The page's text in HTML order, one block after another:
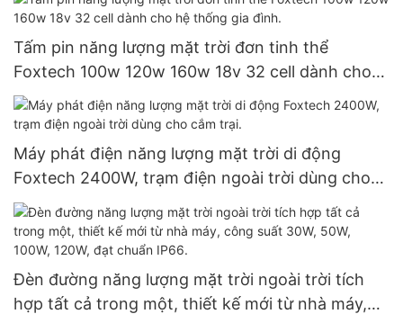
Tấm pin năng lượng mặt trời đơn tinh thể
Foxtech 100w 120w 160w 18v 32 cell dành cho
hệ thống gia đình.
Máy phát điện năng lượng mặt trời di động
Foxtech 2400W, trạm điện ngoài trời dùng cho
cắm trại.
Đèn đường năng lượng mặt trời ngoài trời tích
hợp tất cả trong một, thiết kế mới từ nhà máy,